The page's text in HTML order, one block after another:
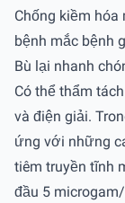
Chống kiềm
bệnh mắc bệnh
Bù lại nhanh
Có thể thẩm
và điện giải.
ứng với những
tiêm truyền tĩnh
đầu 5